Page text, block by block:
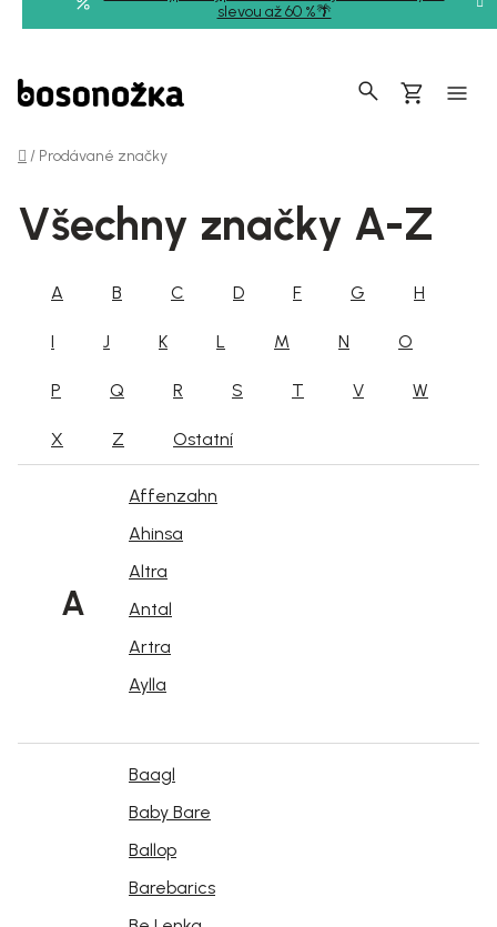
slevou až 60 %🌴
Hledat
Nákupní
košík
Domů
/ Prodávané značky
Všechny značky A-Z
A B C D F G H
I J K L M N O
P Q R S T V W
X Z Ostatní
A
Affenzahn
Ahinsa
Altra
Antal
Artra
Aylla
Baagl
Baby Bare
Ballop
Barebarics